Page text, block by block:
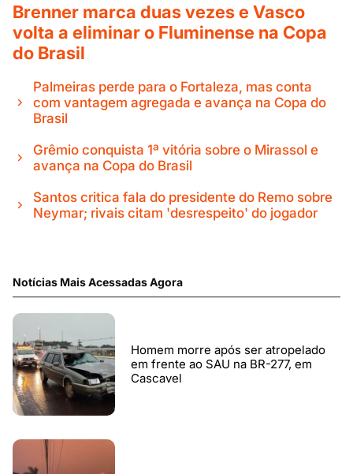
Brenner marca duas vezes e Vasco
volta a eliminar o Fluminense na Copa
do Brasil
Palmeiras perde para o Fortaleza, mas conta
com vantagem agregada e avança na Copa do
Brasil
Grêmio conquista 1ª vitória sobre o Mirassol e
avança na Copa do Brasil
Santos critica fala do presidente do Remo sobre
Neymar; rivais citam 'desrespeito' do jogador
Notícias Mais Acessadas Agora
Homem morre após ser atropelado
em frente ao SAU na BR-277, em
Cascavel